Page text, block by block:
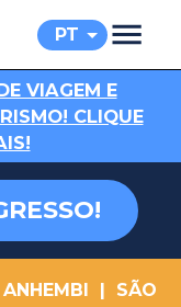
PT
VIAGEM E
CLIQUE
| SÃO